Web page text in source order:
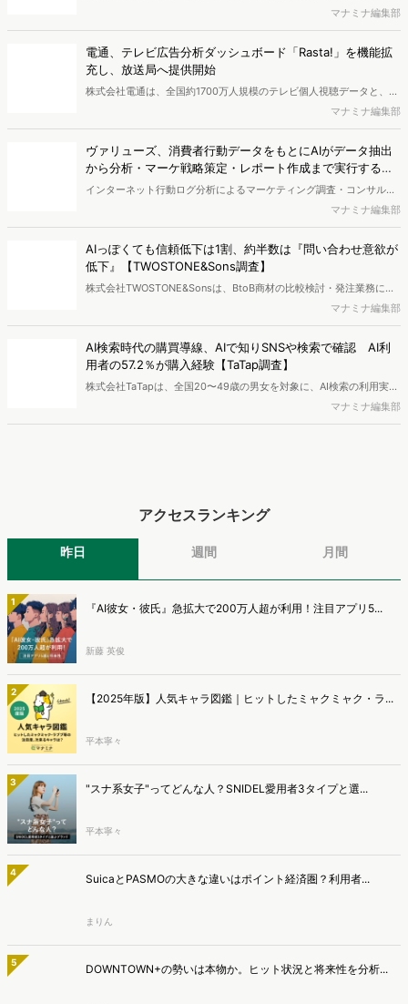
データと生活者の定性データをAIで分析し、購買行動の特徴に基づい
における生活者の意識や行動背景の把握が可能となり、リテールプロ
モーションにおけるプランニングの高速化と高精度化を実現できると
いいます。
マナミナ編集部
電通、テレビ広告分析ダッシュボード「Rasta!」を機能拡
充し、放送局へ提供開始
株式会社電通は、全国約1700万人規模のテレビ個人視聴データと、独
自の大規模生活者意識調査データを掛け合わせて、テレビ広告のデー
（Resourceful Analysis System of TV Audience：ラスタ）」の機能
を拡充し、放送局への提供を開始したことを発表しました。
マナミナ編集部
ヴァリューズ、消費者行動データをもとにAIがデータ抽出
から分析・マーケ戦略策定・レポート作成まで実行する
「Dockpit AIエージェント」を提供開始
インターネット行動ログ分析によるマーケティング調査・コンサルテ
ィングサービスを提供する株式会社ヴァリューズは、国内最大規模
エンジン「Dockpit（ドックピット）」の新機能として、AIが市場分
析から仮説構築、レポート作成までを自律的にサポートする
「Dockpit AIエージェント」の提供を開始いたしました。
マナミナ編集部
AIっぽくても信頼低下は1割、約半数は『問い合わせ意欲が
低下』【TWOSTONE&Sons調査】
株式会社TWOSTONE&Sonsは、BtoB商材の比較検討・発注業務に携
わる担当者を対象に、コンテンツのAIっぽさに関する意識調査を実施
マナミナ編集部
AI検索時代の購買導線、AIで知りSNSや検索で確認 AI利
用者の57.2％が購入経験【TaTap調査】
株式会社TaTapは、全国20〜49歳の男女を対象に、AI検索の利用実態
と、AIで知った商品をどこで確かめているかを調査し、結果を公開し
マナミナ編集部
アクセスランキング
昨日 週間 月間
1 『AI彼女・彼氏』急拡大で200万人超が利用！注目アプリ5...
新藤 英俊
2 【2025年版】人気キャラ図鑑｜ヒットしたミャクミャク・ラ...
平本寧々
3 "スナ系女子"ってどんな人？SNIDEL愛用者3タイプと選...
平本寧々
4 SuicaとPASMOの大きな違いはポイント経済圏？利用者...
まりん
5 DOWNTOWN+の勢いは本物か。ヒット状況と将来性を分析...